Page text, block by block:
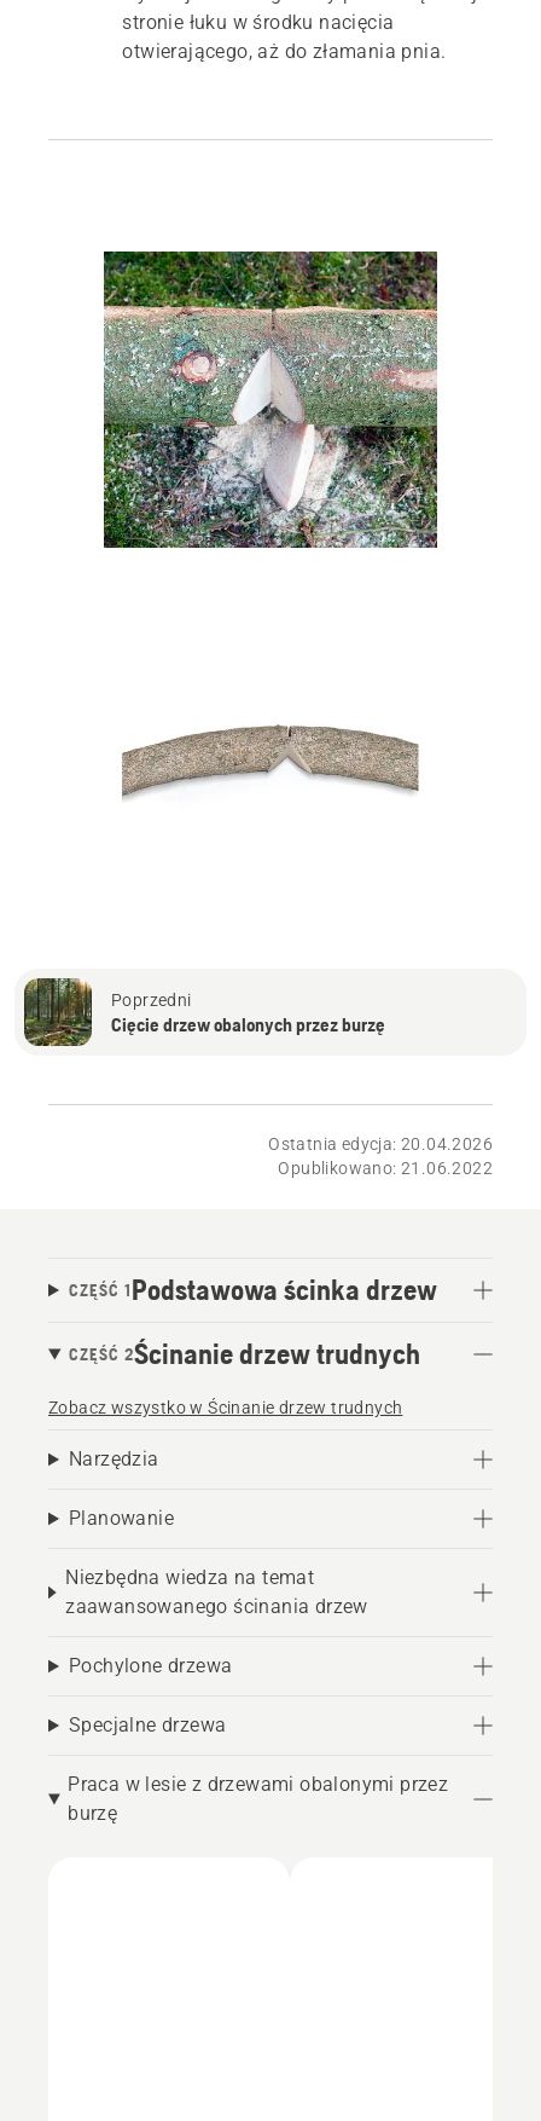
stronie łuku w środku nacięcia
otwierającego, aż do złamania pnia.
Poprzedni
Cięcie drzew obalonych przez burzę
Ostatnia edycja: 20.04.2026
Opublikowano: 21.06.2022
CZĘŚĆ 1Podstawowa ścinka drzew
CZĘŚĆ 2Ścinanie drzew trudnych
Zobacz wszystko w Ścinanie drzew trudnych
Narzędzia
Planowanie
Niezbędna wiedza na temat
zaawansowanego ścinania drzew
Pochylone drzewa
Specjalne drzewa
Praca w lesie z drzewami obalonymi przez
burzę